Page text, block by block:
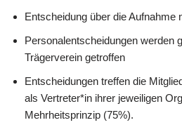
Entscheidung über die Aufnahme
Personalentscheidungen werden
Trägerverein getroffen
Entscheidungen treffen die
als Vertreter*in ihrer jeweiligen
Mehrheitsprinzip (75%).